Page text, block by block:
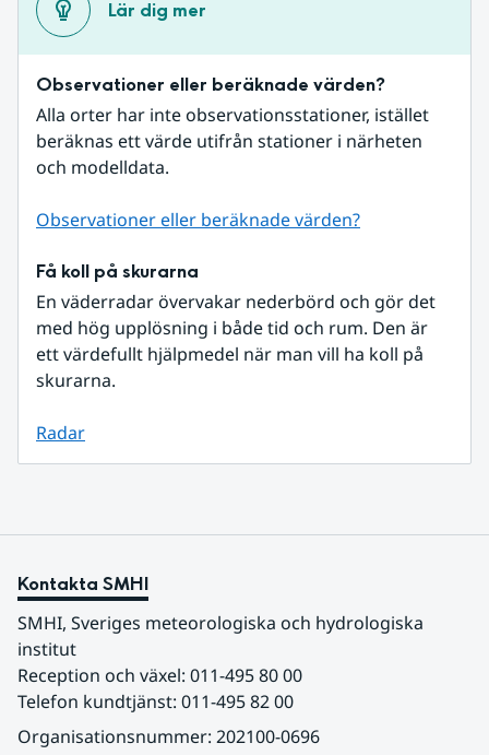
Lär dig mer
Observationer eller beräknade värden?
Alla orter har inte observationsstationer, istället
beräknas ett värde utifrån stationer i närheten
och modelldata.
Observationer eller beräknade värden?
Få koll på skurarna
En väderradar övervakar nederbörd och gör det
med hög upplösning i både tid och rum. Den är
ett värdefullt hjälpmedel när man vill ha koll på
skurarna.
Radar
Kontakta SMHI
SMHI, Sveriges meteorologiska och hydrologiska
institut
Reception och växel: 011-495 80 00
Telefon kundtjänst: 011-495 82 00
Organisationsnummer: 202100-0696